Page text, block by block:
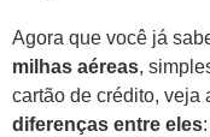
Agora que você já
milhas aéreas,
cartão de crédito, veja
diferenças entre eles: